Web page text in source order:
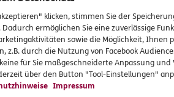
Das
Unsere
klicken, stimmen Sie der
ermöglichen Sie eine zuverlässige
sowie die Möglichkeit,
z.B. durch die Nutzung von Facebook
für Sie maßgeschneiderte Anpassung
über den Button "Tool-Einstellungen"
Impressum